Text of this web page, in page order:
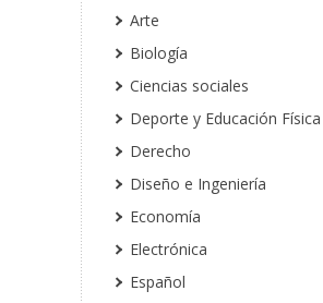
Arte
Biología
Ciencias sociales
Deporte y Educación Física
Derecho
Diseño e Ingeniería
Economía
Electrónica
Español